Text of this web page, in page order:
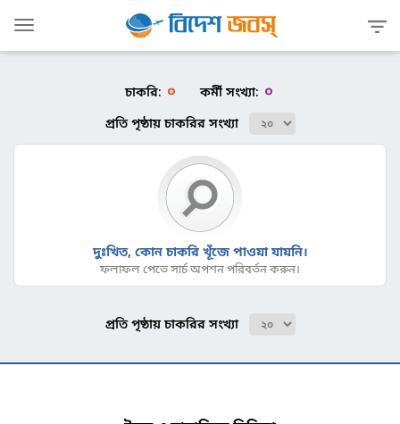
Toggle
চাকরি: ০ কর্মী সংখ্যা: ০
প্রতি পৃষ্ঠায় চাকরির সংখ্যা
দুঃখিত, কোন চাকরি খূঁজে পাওয়া যায়নি।
ফলাফল পেতে সার্চ অপশন পরিবর্তন করুন।
প্রতি পৃষ্ঠায় চাকরির সংখ্যা